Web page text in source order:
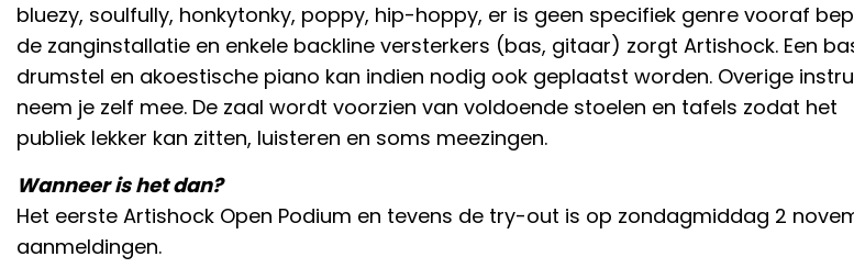
bluezy, soulfully, honkytonky, poppy, hip-hoppy, er is geen specifiek genre vooraf
de zanginstallatie en enkele backline versterkers (bas, gitaar) zorgt Artishock. Een
drumstel en akoestische piano kan indien nodig ook geplaatst worden. Overige
neem je zelf mee. De zaal wordt voorzien van voldoende stoelen en tafels zodat het
publiek lekker kan zitten, luisteren en soms meezingen.
Wanneer is het dan?
Het eerste Artishock Open Podium en tevens de try-out is op zondagmiddag 2
aanmeldingen.